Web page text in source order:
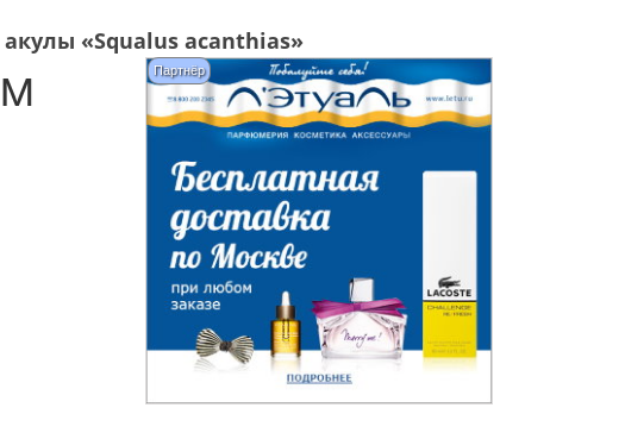
«Squalus acanthias»
Партнёр